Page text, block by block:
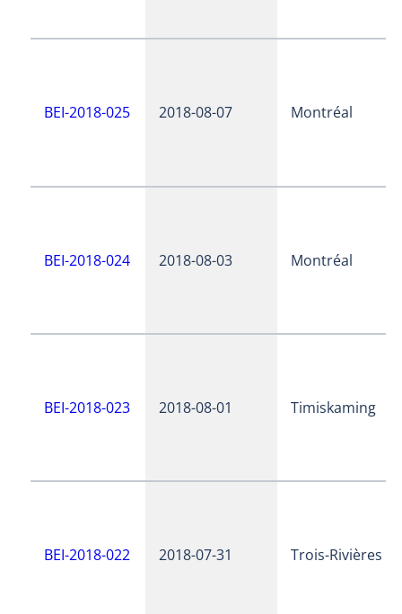
BEI-2018-025 2018-08-07 Montréal
BEI-2018-024 2018-08-03 Montréal
BEI-2018-023 2018-08-01 Timiskaming
BEI-2018-022 2018-07-31 Trois-Rivières